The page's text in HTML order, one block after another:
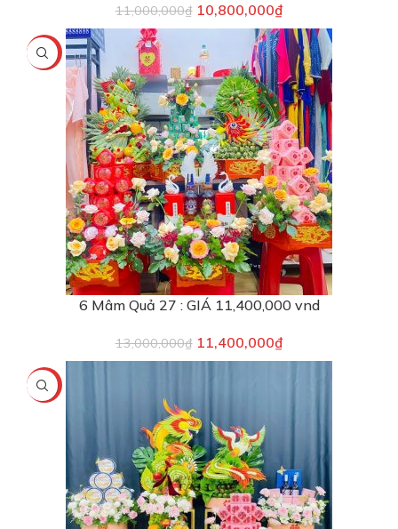
11,000,000₫ 10,800,000₫
-12%
6 Mâm Quả 27 : GIÁ 11,400,000 vnd
13,000,000₫ 11,400,000₫
-8%